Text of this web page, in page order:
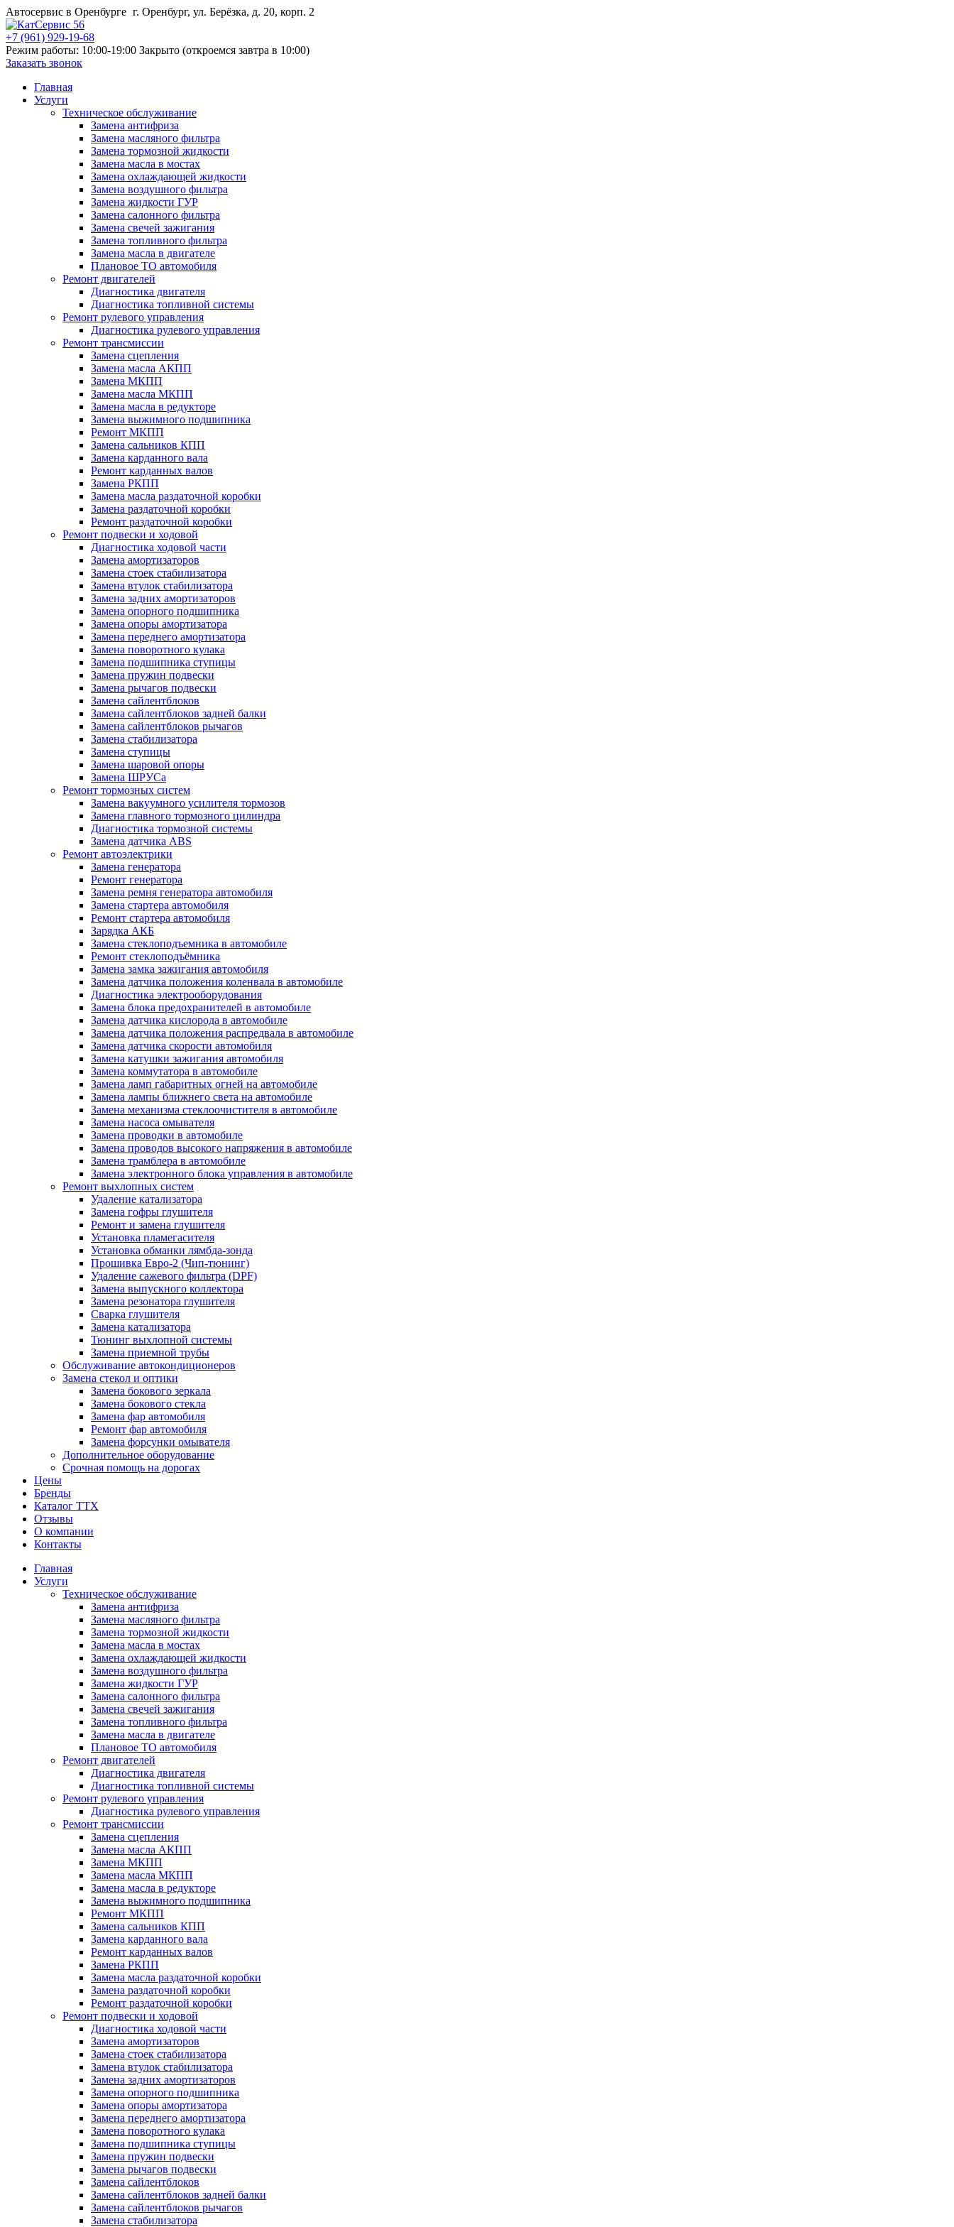
Автосервис в Оренбурге г. Оренбург, ул. Берёзка, д. 20, корп. 2
+7 (961) 929-19-68
Режим работы: 10:00-19:00 Закрыто (откроемся завтра в 10:00)
Заказать звонок
Главная
Услуги
Техническое обслуживание
Замена антифриза
Замена масляного фильтра
Замена тормозной жидкости
Замена масла в мостах
Замена охлаждающей жидкости
Замена воздушного фильтра
Замена жидкости ГУР
Замена салонного фильтра
Замена свечей зажигания
Замена топливного фильтра
Замена масла в двигателе
Плановое ТО автомобиля
Ремонт двигателей
Диагностика двигателя
Диагностика топливной системы
Ремонт рулевого управления
Диагностика рулевого управления
Ремонт трансмиссии
Замена сцепления
Замена масла АКПП
Замена МКПП
Замена масла МКПП
Замена масла в редукторе
Замена выжимного подшипника
Ремонт МКПП
Замена сальников КПП
Замена карданного вала
Ремонт карданных валов
Замена РКПП
Замена масла раздаточной коробки
Замена раздаточной коробки
Ремонт раздаточной коробки
Ремонт подвески и ходовой
Диагностика ходовой части
Замена амортизаторов
Замена стоек стабилизатора
Замена втулок стабилизатора
Замена задних амортизаторов
Замена опорного подшипника
Замена опоры амортизатора
Замена переднего амортизатора
Замена поворотного кулака
Замена подшипника ступицы
Замена пружин подвески
Замена рычагов подвески
Замена сайлентблоков
Замена сайлентблоков задней балки
Замена сайлентблоков рычагов
Замена стабилизатора
Замена ступицы
Замена шаровой опоры
Замена ШРУСа
Ремонт тормозных систем
Замена вакуумного усилителя тормозов
Замена главного тормозного цилиндра
Диагностика тормозной системы
Замена датчика ABS
Ремонт автоэлектрики
Замена генератора
Ремонт генератора
Замена ремня генератора автомобиля
Замена стартера автомобиля
Ремонт стартера автомобиля
Зарядка АКБ
Замена стеклоподъемника в автомобиле
Ремонт стеклоподъёмника
Замена замка зажигания автомобиля
Замена датчика положения коленвала в автомобиле
Диагностика электрооборудования
Замена блока предохранителей в автомобиле
Замена датчика кислорода в автомобиле
Замена датчика положения распредвала в автомобиле
Замена датчика скорости автомобиля
Замена катушки зажигания автомобиля
Замена коммутатора в автомобиле
Замена ламп габаритных огней на автомобиле
Замена лампы ближнего света на автомобиле
Замена механизма стеклоочистителя в автомобиле
Замена насоса омывателя
Замена проводки в автомобиле
Замена проводов высокого напряжения в автомобиле
Замена трамблера в автомобиле
Замена электронного блока управления в автомобиле
Ремонт выхлопных систем
Удаление катализатора
Замена гофры глушителя
Ремонт и замена глушителя
Установка пламегасителя
Установка обманки лямбда-зонда
Прошивка Евро-2 (Чип-тюнинг)
Удаление сажевого фильтра (DPF)
Замена выпускного коллектора
Замена резонатора глушителя
Сварка глушителя
Замена катализатора
Тюнинг выхлопной системы
Замена приемной трубы
Обслуживание автокондиционеров
Замена стекол и оптики
Замена бокового зеркала
Замена бокового стекла
Замена фар автомобиля
Ремонт фар автомобиля
Замена форсунки омывателя
Дополнительное оборудование
Срочная помощь на дорогах
Цены
Бренды
Каталог ТТХ
Отзывы
О компании
Контакты
Главная
Услуги
Техническое обслуживание
Замена антифриза
Замена масляного фильтра
Замена тормозной жидкости
Замена масла в мостах
Замена охлаждающей жидкости
Замена воздушного фильтра
Замена жидкости ГУР
Замена салонного фильтра
Замена свечей зажигания
Замена топливного фильтра
Замена масла в двигателе
Плановое ТО автомобиля
Ремонт двигателей
Диагностика двигателя
Диагностика топливной системы
Ремонт рулевого управления
Диагностика рулевого управления
Ремонт трансмиссии
Замена сцепления
Замена масла АКПП
Замена МКПП
Замена масла МКПП
Замена масла в редукторе
Замена выжимного подшипника
Ремонт МКПП
Замена сальников КПП
Замена карданного вала
Ремонт карданных валов
Замена РКПП
Замена масла раздаточной коробки
Замена раздаточной коробки
Ремонт раздаточной коробки
Ремонт подвески и ходовой
Диагностика ходовой части
Замена амортизаторов
Замена стоек стабилизатора
Замена втулок стабилизатора
Замена задних амортизаторов
Замена опорного подшипника
Замена опоры амортизатора
Замена переднего амортизатора
Замена поворотного кулака
Замена подшипника ступицы
Замена пружин подвески
Замена рычагов подвески
Замена сайлентблоков
Замена сайлентблоков задней балки
Замена сайлентблоков рычагов
Замена стабилизатора